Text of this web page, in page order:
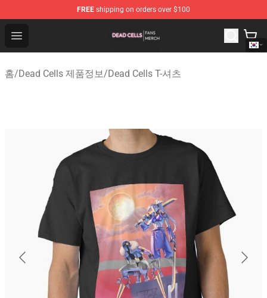
FREE shipping on orders over $100
Open menu
Dead Cells Shop - Official Dead Cells Merchandise Store
홈/Dead Cells 제품정보/Dead Cells T-셔츠